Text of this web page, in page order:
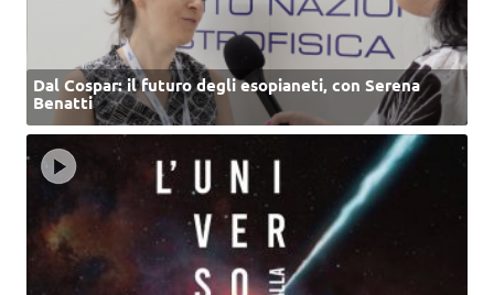
Dal Cospar: il futuro degli esopianeti, con Serena
Benatti